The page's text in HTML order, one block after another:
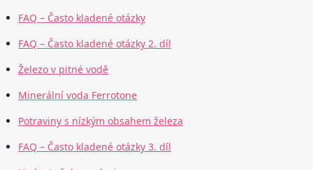
FAQ – Často kladené otázky
FAQ – Často kladené otázky 2. díl
Železo v pitné vodě
Minerální voda Ferrotone
Potraviny s nízkým obsahem železa
FAQ – Často kladené otázky 3. díl